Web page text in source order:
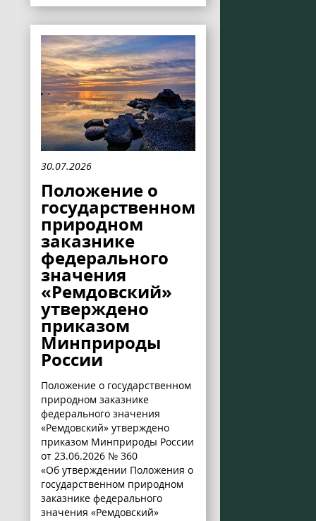
30.07.2026
Положение о
государственном
природном
заказнике
федерального
значения
«Ремдовский»
утверждено
приказом
Минприроды
России
Положение о государственном
природном заказнике
федерального значения
«Ремдовский» утверждено
приказом Минприроды России
от 23.06.2026 № 360
«Об утверждении Положения о
государственном природном
заказнике федерального
значения «Ремдовский»